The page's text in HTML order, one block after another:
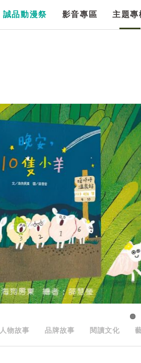
誠品動漫祭 影音專區 主題專
人物故事 品牌故事 閱讀文化